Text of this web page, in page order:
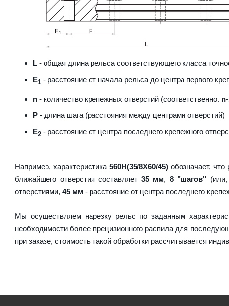
L - общая длина рельса соответствующего класса
E1 - расстояние от начала рельса до центра первого
n - количество крепежных отверстий (соответственно,
P - длина шага (расстояния между центрами отверстий)
E2 - расстояние от центра последнего крепежного
Например, характеристика 560H(35/8X60/45) обозначает, что
ближайшего отверстия составляет 35 мм, 8 "шагов" (или,
отверстиями, 45 мм - расстояние от центра последнего
Мы осуществляем нарезку рельс по заданным
необходимости более прецизионного распила для
при заказе, стоимость такой обработки рассчитывается